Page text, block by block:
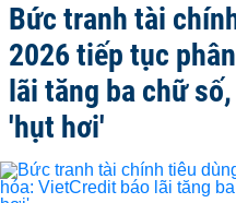
Bức tranh tài
2026 tiếp tục
lãi tăng ba chữ
'hụt hơi'